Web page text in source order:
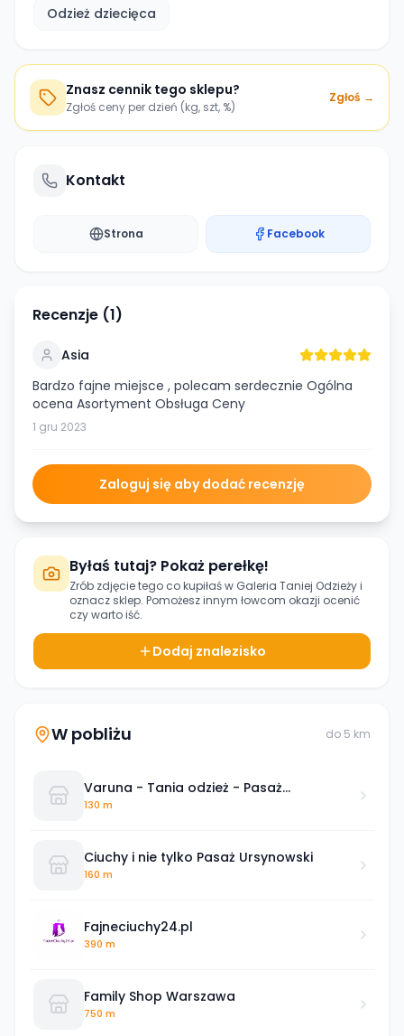
Odzież dziecięca
Znasz cennik tego sklepu?
Zgłoś ceny per dzień (kg, szt, %)
Zgłoś →
Kontakt
Strona Facebook
Recenzje (1)
Asia
Bardzo fajne miejsce , polecam serdecznie Ogólna
ocena Asortyment Obsługa Ceny
1 gru 2023
Zaloguj się aby dodać recenzję
Byłaś tutaj? Pokaż perełkę!
Zrób zdjęcie tego co kupiłaś w Galeria Taniej Odzieżyi
oznacz sklep. Pomożesz innym łowcom okazji ocenić
czy warto iść.
Dodaj znalezisko
W pobliżu do 5 km
Varuna - Tania odzież - Pasaż
Ursynowski 11
130 m
Ciuchy i nie tylko Pasaż Ursynowski
160 m
Fajneciuchy24.pl
390 m
Family Shop Warszawa
750 m